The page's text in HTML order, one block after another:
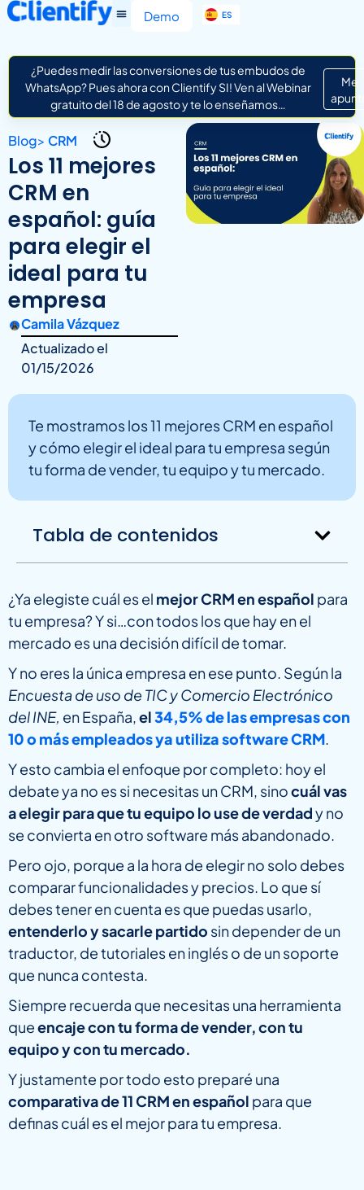
Demo ES
IT
¿Puedes medir las conversiones de tus embudos de
WhatsApp? Pues ahora con Clientify SI! Ven al Webinar
gratuito del 18 de agosto y te lo enseñamos…
Me
Blog> CRM
Los 11 mejores
CRM en
español: guía
para elegir el
ideal para tu
empresa
Camila Vázquez
Actualizado el
01/15/2026
Te mostramos los 11 mejores CRM en español
y cómo elegir el ideal para tu empresa según
tu forma de vender, tu equipo y tu mercado.
Tabla de contenidos
¿Ya elegiste cuál es el mejor CRM en español para
tu empresa? Y si…con todos los que hay en el
mercado es una decisión difícil de tomar.
Y no eres la única empresa en ese punto. Según la
Encuesta de uso de TIC y Comercio Electrónico
del INE, en España,el34,5% de las empresas con
10 o más empleados ya utiliza software CRM.
Y esto cambia el enfoque por completo: hoy el
debate ya no es si necesitas un CRM, sinocuál vas
a elegir para que tu equipo lo use de verdady no
se convierta en otro software más abandonado.
Pero ojo, porque a la hora de elegir no solo debes
comparar funcionalidades y precios. Lo que sí
debes tener en cuenta es que puedas usarlo,
entenderlo y sacarle partido sin depender de un
traductor, de tutoriales en inglés o de un soporte
que nunca contesta.
Siempre recuerda que necesitas una herramienta
queencaje con tu forma de vender, con tu
equipo y con tu mercado.
Y justamente por todo esto preparé una
comparativa de 11 CRM en español para que
definas cuál es el mejor para tu empresa.